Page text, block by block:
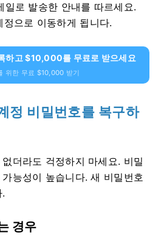
일로 발송한 안내를 따르세요.
으로 이동하게 됩니다.
하고 $10,000를 무료로 받으세요
위한 무료 $10,000 받기
비밀번호를 복구하
더라도 걱정하지 마세요. 비밀
능성이 높습니다. 새 비밀번호
경우